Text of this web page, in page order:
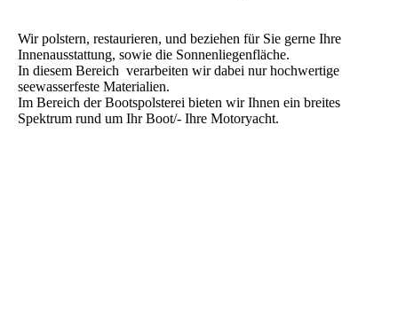
Wir polstern, restaurieren, und beziehen für Sie gerne Ihre
Innenausstattung, sowie die Sonnenliegenfläche.
In diesem Bereich verarbeiten wir dabei nur hochwertige
seewasserfeste Materialien.
Im Bereich der Bootspolsterei bieten wir Ihnen ein breites
Spektrum rund um Ihr Boot/- Ihre Motoryacht.